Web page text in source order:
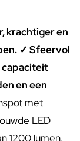
krachtiger en
✓ Sfeervol
capaciteit
en een
met
LED
1200 lumen.